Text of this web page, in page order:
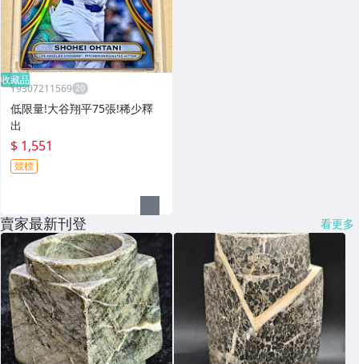
收藏品
Y9307211569
低限量!大谷翔平75張!稀少釋
出
$ 1,551
競標
賣家最新刊登 看更多